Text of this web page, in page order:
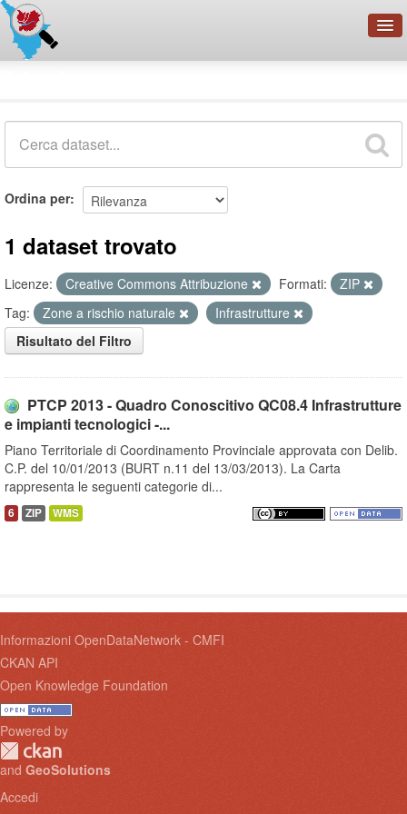
Organizzazioni
Ordina per
1 dataset trovato
Licenze: Creative Commons Attribuzione Formati:
ZIP
Tag:
Zone a rischio naturale
Infrastrutture
Risultato del Filtro
PTCP 2013 - Quadro Conoscitivo QC08.4 Infrastrutture
e impianti tecnologici -...
Piano Territoriale di Coordinamento Provinciale approvata con Delib.
C.P. del 10/01/2013 (BURT n.11 del 13/03/2013). La Carta
rappresenta le seguenti categorie di...
6 ZIP WMS
Informazioni OpenDataNetwork - CMFI
CKAN API
Open Knowledge Foundation
Powered by
and GeoSolutions
Accedi